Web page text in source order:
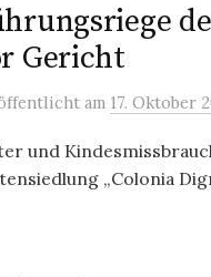
Gericht
am 17. Oktober
und
„Colonia